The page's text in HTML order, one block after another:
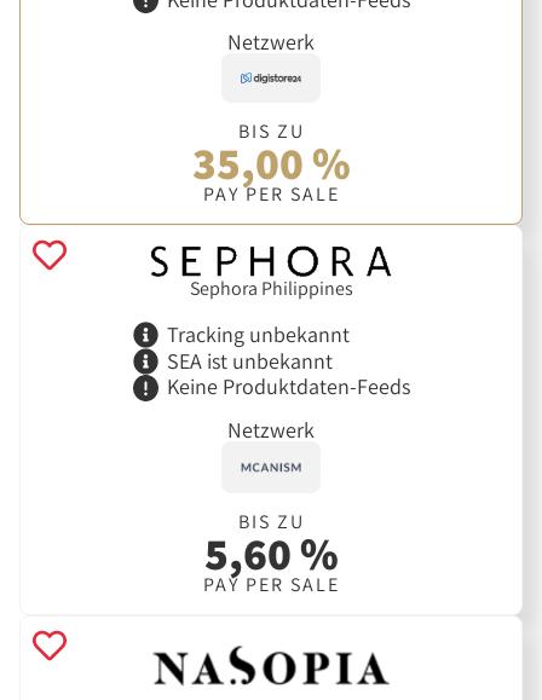
Netzwerk
BIS ZU
35,00 %
PAY PER SALE
Sephora Philippines
Tracking unbekannt
SEA ist unbekannt
Keine Produktdaten-Feeds
Netzwerk
BIS ZU
5,60 %
PAY PER SALE